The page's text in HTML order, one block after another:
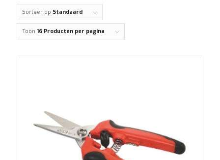
Sorteer op Standaard
Toon 16 Producten per pagina